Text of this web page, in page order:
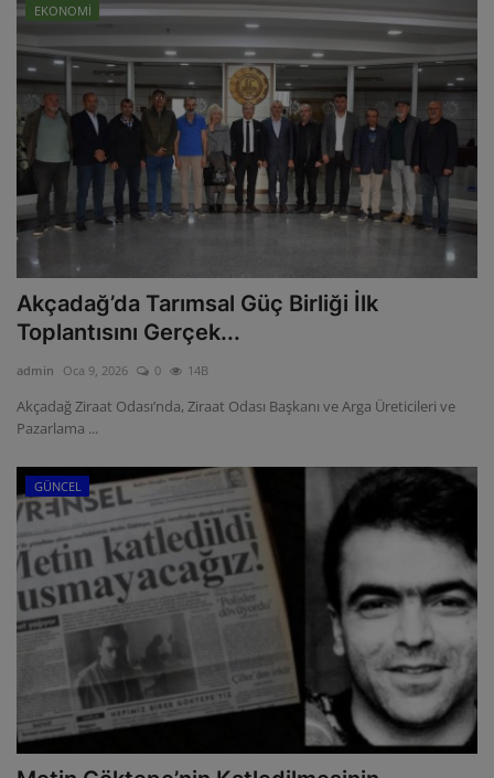
EKONOMİ
Akçadağ’da Tarımsal Güç Birliği İlk
Toplantısını Gerçek...
admin Oca 9, 2026 0 14B
Akçadağ Ziraat Odası’nda, Ziraat Odası Başkanı ve Arga Üreticileri ve
Pazarlama ...
GÜNCEL